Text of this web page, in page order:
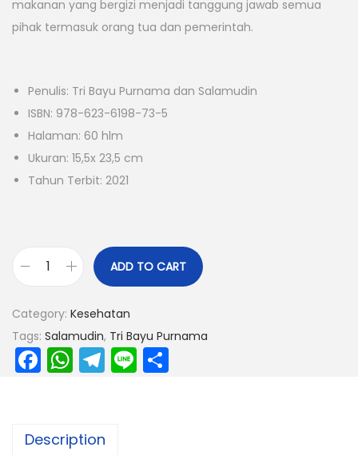
makanan yang bergizi menjadi tanggung jawab semua
pihak termasuk orang tua dan pemerintah.
Penulis: Tri Bayu Purnama dan Salamudin
ISBN: 978-623-6198-73-5
Halaman: 60 hlm
Ukuran: 15,5x 23,5 cm
Tahun Terbit: 2021
ADD TO CART
Category: Kesehatan
Tags: Salamudin, Tri Bayu Purnama
F
a
e
W
h
ts
T
el
Li
n
Description